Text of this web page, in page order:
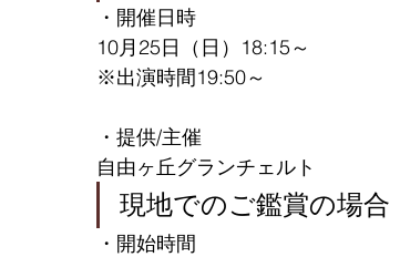
・開催日時
10月25日（日）18:15～
※出演時間19:50～
・提供/主催
自由ヶ丘グランチェルト
現地でのご鑑賞の場合
・開始時間